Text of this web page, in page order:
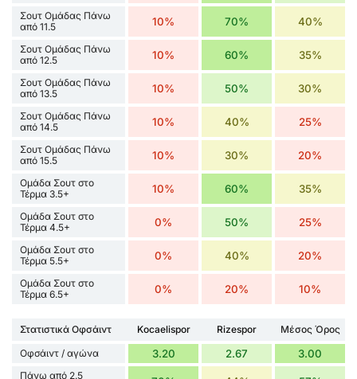
Σουτ Ομάδας Πάνω
από 11.5
10% 70% 40%
Σουτ Ομάδας Πάνω
από 12.5
10% 60% 35%
Σουτ Ομάδας Πάνω
από 13.5
10% 50% 30%
Σουτ Ομάδας Πάνω
από 14.5
10% 40% 25%
Σουτ Ομάδας Πάνω
από 15.5
10% 30% 20%
Ομάδα Σουτ στο
Τέρμα 3.5+
10% 60% 35%
Ομάδα Σουτ στο
Τέρμα 4.5+
0% 50% 25%
Ομάδα Σουτ στο
Τέρμα 5.5+
0% 40% 20%
Ομάδα Σουτ στο
Τέρμα 6.5+
0% 20% 10%
Στατιστικά Οφσάιντ Kocaelispor Rizespor
Μέσος Όρος
Οφσάιντ / αγώνα
3.20 2.67 3.00
Πάνω από 2.5